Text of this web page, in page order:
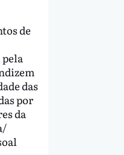
de
das
por
da